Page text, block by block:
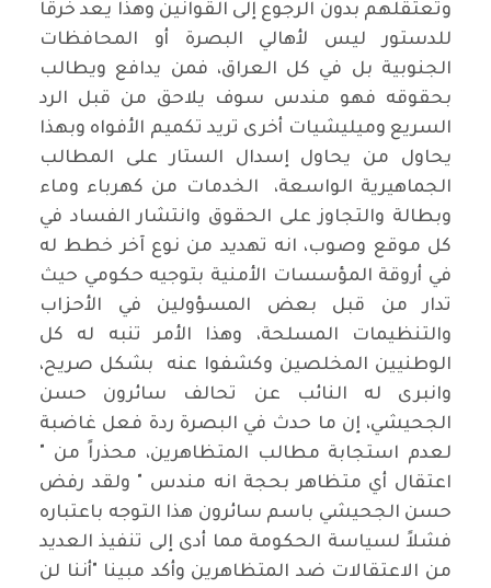
وتعتقلهم بدون الرجوع إلى القوانين وهذا يعد خرقاً
للدستور ليس لأهالي البصرة أو المحافظات
الجنوبية بل في كل العراق، فمن يدافع ويطالب
بحقوقه فهو مندس سوف يلاحق من قبل الرد
السريع وميليشيات أخرى تريد تكميم الأفواه وبهذا
يحاول من يحاول إسدال الستار على المطالب
الجماهيرية الواسعة، الخدمات من كهرباء وماء
وبطالة والتجاوز على الحقوق وانتشار الفساد في
كل موقع وصوب، انه تهديد من نوع آخر خطط له
في أروقة المؤسسات الأمنية بتوجيه حكومي حيث
تدار من قبل بعض المسؤولين في الأحزاب
والتنظيمات المسلحة، وهذا الأمر تنبه له كل
الوطنيين المخلصين وكشفوا عنه بشكل صريح،
وانبرى له النائب عن تحالف سائرون حسن
الجحيشي، إن ما حدث في البصرة ردة فعل غاضبة
لعدم استجابة مطالب المتظاهرين، محذراً من "
اعتقال أي متظاهر بحجة انه مندس " ولقد رفض
حسن الجحيشي باسم سائرون هذا التوجه باعتباره
فشلاً لسياسة الحكومة مما أدى إلى تنفيذ العديد
من الاعتقالات ضد المتظاهرين وأكد مبينا "أننا لن